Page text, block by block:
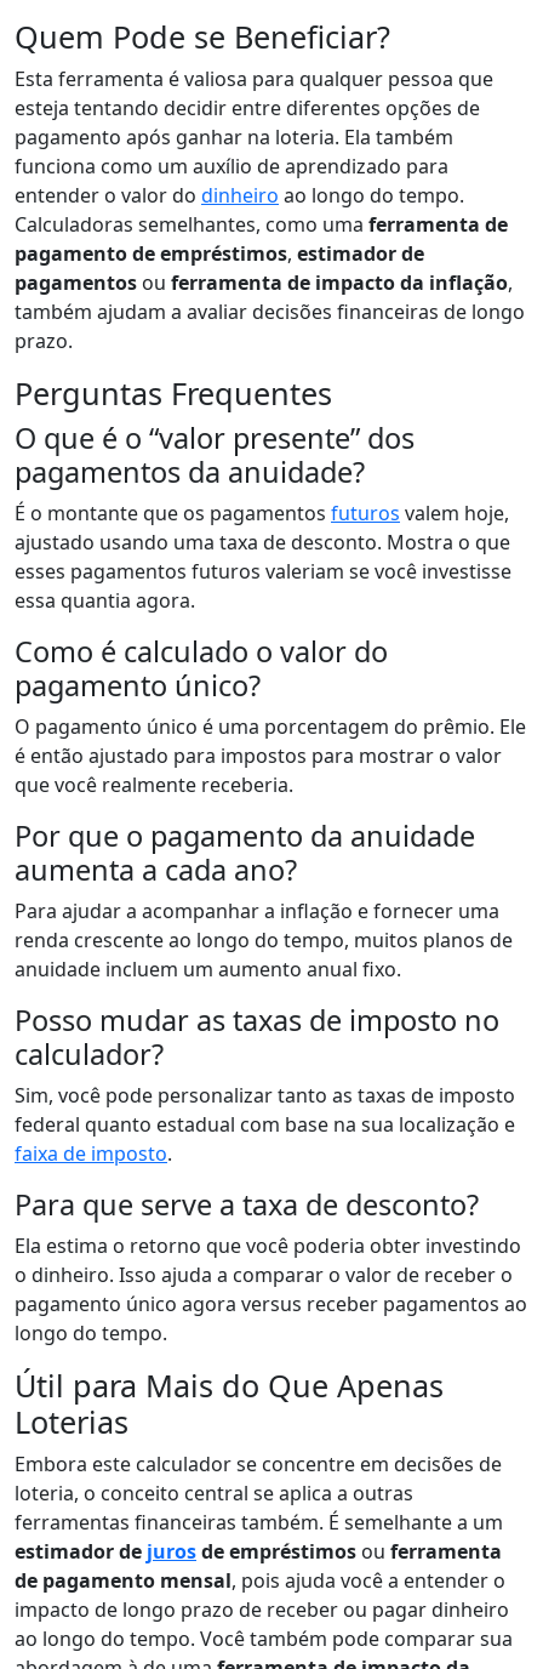
Quem Pode se Beneficiar?
Esta ferramenta é valiosa para qualquer pessoa que
esteja tentando decidir entre diferentes opções de
pagamento após ganhar na loteria. Ela também
funciona como um auxílio de aprendizado para
entender o valor do dinheiro ao longo do tempo.
Calculadoras semelhantes, como uma ferramenta de
pagamento de empréstimos, estimador de
pagamentos ou ferramenta de impacto da inflação,
também ajudam a avaliar decisões financeiras de longo
prazo.
Perguntas Frequentes
O que é o “valor presente” dos
pagamentos da anuidade?
É o montante que os pagamentos futuros valem hoje,
ajustado usando uma taxa de desconto. Mostra o que
esses pagamentos futuros valeriam se você investisse
essa quantia agora.
Como é calculado o valor do
pagamento único?
O pagamento único é uma porcentagem do prêmio. Ele
é então ajustado para impostos para mostrar o valor
que você realmente receberia.
Por que o pagamento da anuidade
aumenta a cada ano?
Para ajudar a acompanhar a inflação e fornecer uma
renda crescente ao longo do tempo, muitos planos de
anuidade incluem um aumento anual fixo.
Posso mudar as taxas de imposto no
calculador?
Sim, você pode personalizar tanto as taxas de imposto
federal quanto estadual com base na sua localização e
faixa de imposto.
Para que serve a taxa de desconto?
Ela estima o retorno que você poderia obter investindo
o dinheiro. Isso ajuda a comparar o valor de receber o
pagamento único agora versus receber pagamentos ao
longo do tempo.
Útil para Mais do Que Apenas
Loterias
Embora este calculador se concentre em decisões de
loteria, o conceito central se aplica a outras
ferramentas financeiras também. É semelhante a um
estimador de jurosde empréstimos ou ferramenta
de pagamento mensal, pois ajuda você a entender o
impacto de longo prazo de receber ou pagar dinheiro
ao longo do tempo. Você também pode comparar sua